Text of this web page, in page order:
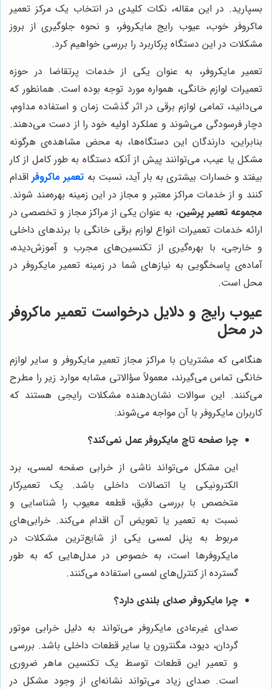
بسپارید. در این مقاله، نکات کلیدی در انتخاب یک مرکز تعمیر
ماکروفر خوب، عیوب رایج مایکروفر، و نحوه جلوگیری از بروز
مشکلات در این دستگاه پرکاربرد را بررسی خواهیم کرد.
تعمیر مایکروفر، به عنوان یکی از خدمات پرتقاضا در حوزه
تعمیرات لوازم خانگی، همواره مورد توجه بوده است. همانطور که
می‌دانید، تمامی لوازم برقی در اثر گذشت زمان و استفاده مداوم،
دچار فرسودگی می‌شوند و عملکرد اولیه خود را از دست می‌دهند.
بنابراین، دارندگان این دستگاه‌ها، به محض مشاهده‌ی هرگونه
مشکل یا عیب، می‌توانند پیش از آنکه دستگاه به طور کامل از کار
بیفتد و خسارات بیشتری به بار آید، نسبت به تعمیر ماکروفراقدام
کنند و از خدمات مراکز معتبر و مجاز در این زمینه بهره‌مند شوند.
مجموعه تعمیر پرشین، به عنوان یکی از مراکز مجاز و تخصصی در
ارائه خدمات تعمیرات انواع لوازم برقی خانگی با برندهای داخلی
و خارجی، با بهره‌گیری از تکنسین‌های مجرب و آموزش‌دیده،
آماده‌ی پاسخگویی به نیازهای شما در زمینه تعمیر مایکروفر در
محل است.
عیوب رایج و دلایل درخواست تعمیر ماکروفر
در محل
هنگامی که مشتریان با مراکز مجاز تعمیر مایکروفر و سایر لوازم
خانگی تماس می‌گیرند، معمولاً سؤالاتی مشابه موارد زیر را مطرح
می‌کنند. این سوالات نشان‌دهنده مشکلات رایجی هستند که
کاربران مایکروفر با آن مواجه می‌شوند:
چرا صفحه تاچ مایکروفر عمل نمی‌کند؟
این مشکل می‌تواند ناشی از خرابی صفحه لمسی، برد
الکترونیکی یا اتصالات داخلی باشد. یک تعمیرکار
متخصص با بررسی دقیق، قطعه معیوب را شناسایی و
نسبت به تعمیر یا تعویض آن اقدام می‌کند. خرابی‌های
مربوط به پنل لمسی یکی از شایع‌ترین مشکلات در
مایکروفرها است، به خصوص در مدل‌هایی که به طور
گسترده از کنترل‌های لمسی استفاده می‌کنند.
چرا مایکروفر صدای بلندی دارد؟
صدای غیرعادی مایکروفر می‌تواند به دلیل خرابی موتور
گردان، دیود، مگنترون یا سایر قطعات داخلی باشد. بررسی
و تعمیر این قطعات توسط یک تکنسین ماهر ضروری
است. صدای زیاد می‌تواند نشانه‌ای از وجود مشکل در